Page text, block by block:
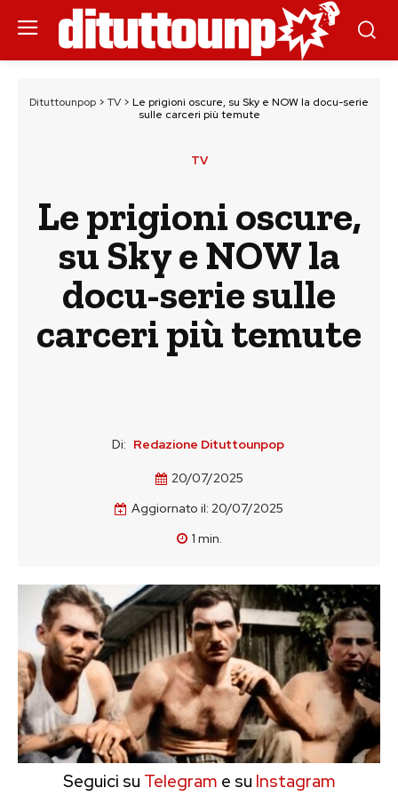
Dituttounpop > TV > Le prigioni oscure, su Sky e NOW la docu-serie
sulle carceri più temute
TV
Le prigioni oscure,
su Sky e NOW la
docu-serie sulle
carceri più temute
Di: Redazione Dituttounpop
20/07/2025
Aggiornato il: 20/07/2025
1 min.
Seguici su Telegram e su Instagram